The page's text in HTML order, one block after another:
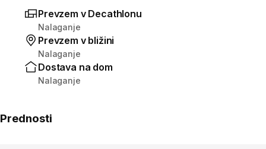
Prevzem v Decathlonu
Nalaganje
Prevzem v bližini
Nalaganje
Dostava na dom
Nalaganje
Prednosti